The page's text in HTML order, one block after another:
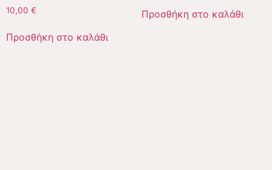
10,00 €
Προσθήκη στο καλάθι
Προσθήκη στο καλάθι